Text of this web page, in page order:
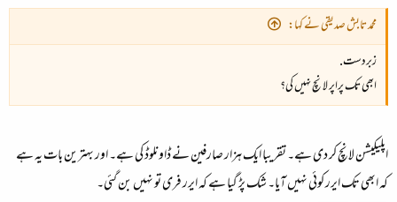
محمد تابش صدیقی نے کہا:
زبردست.
ابھی تک پراپر لانچ نہیں کی؟
اپلیکیشن لانچ کر دی ہے۔ تقریبا ایک ہزار صارفین نے ڈاونلوڈ کی ہے۔ اور بہترین بات یہ ہے
کہ ابھی تک ایرر کوئی نہیں آیا۔ شک پڑ گیا ہے کہ ایرر فری تو نہیں بن گئی۔